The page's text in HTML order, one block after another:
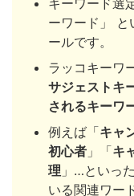
キーワード選
ーワード」 と
ールです。
ラッコキーワ
サジェストキ
されるキーワ
例えば「キャ
初心者 」「キ
理 」…といっ
いる関連ワー